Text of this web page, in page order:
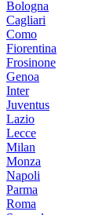
Bologna
Cagliari
Como
Fiorentina
Frosinone
Genoa
Inter
Juventus
Lazio
Lecce
Milan
Monza
Napoli
Parma
Roma